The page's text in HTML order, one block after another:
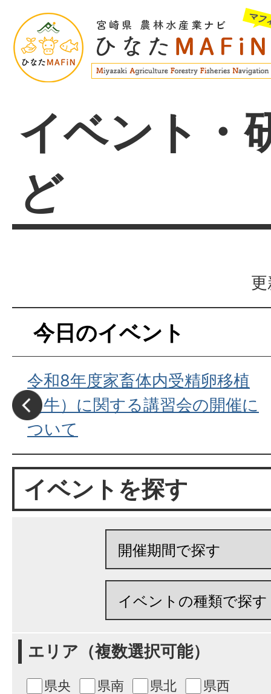
イベント・
ど
今日のイベント
令和8年度家畜体内受精卵移植
（牛）に関する講習会の開催に
ついて
イベントを探す
エリア（複数選択可能）
県央 県南 県北 県西